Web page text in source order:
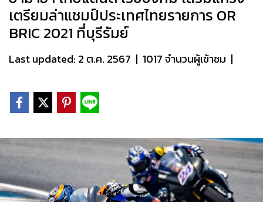
เตรียมล่าแชมป์ประเทศไทยรายการ OR
BRIC 2021 ที่บุรีรัมย์
Last updated: 2 ต.ค. 2567 | 1017 จำนวนผู้เข้าชม |